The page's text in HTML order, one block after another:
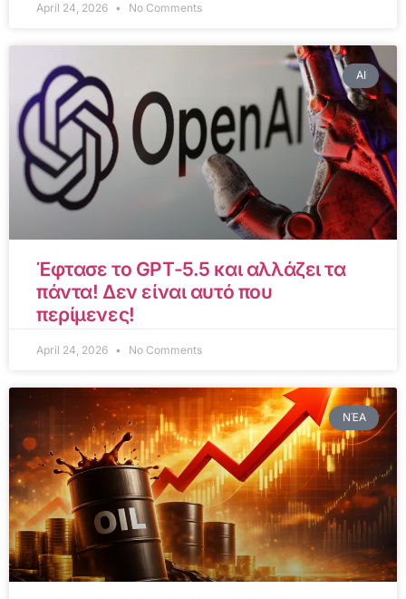
April 24, 2026 No Comments
AI
Έφτασε το GPT-5.5 και αλλάζει τα
πάντα! Δεν είναι αυτό που
περίμενες!
April 24, 2026 No Comments
ΝΈΑ